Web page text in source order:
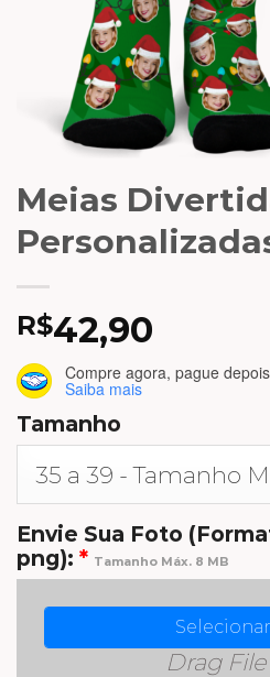
Meias
R$42,90
Compre agora, pague depois
Saiba mais
Tamanho
Envie Sua Foto
png): * Tamanho Máx. 8 MB
Drag